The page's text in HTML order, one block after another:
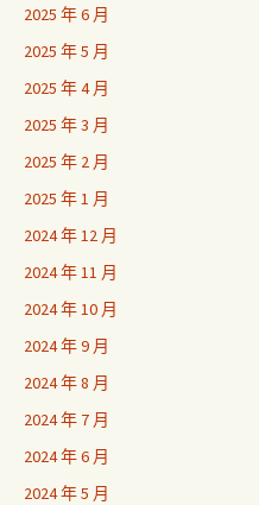
2025 年 6 月
2025 年 5 月
2025 年 4 月
2025 年 3 月
2025 年 2 月
2025 年 1 月
2024 年 12 月
2024 年 11 月
2024 年 10 月
2024 年 9 月
2024 年 8 月
2024 年 7 月
2024 年 6 月
2024 年 5 月